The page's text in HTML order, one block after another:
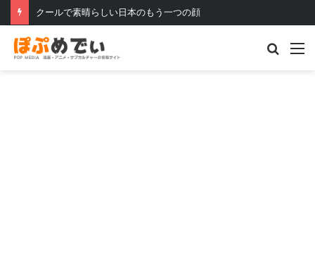
クールで素晴らしい日本のもう一つの顔
Search